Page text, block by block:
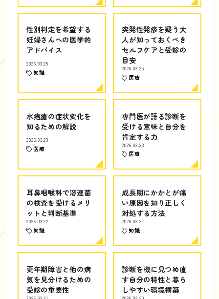
性別判定を希望する
妊婦さんへの医学的
アドバイス
2026.03.25
知識
突発性発疹を疑う大
人が知っておくべき
セルフケアと受診の
目安
2026.03.25
医療
水疱瘡の症状変化を
知るための解説
2026.03.23
医療
専門医が語る診断を
受ける意味と自分を
肯定する力
2026.03.23
医療
耳鼻咽喉科で溶連菌
の検査を受けるメリ
ットと判断基準
2026.03.22
知識
成長期にかかとが痛
い原因を知り正しく
対処する方法
2026.03.21
知識
更年期障害と他の病
気を見分けるための
受診の重要性
診断を機に見つめ直
す自分の特性と暮ら
しやすい環境構築